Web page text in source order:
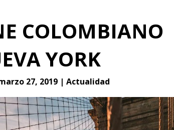
COLOMBIANO
YORK
27, 2019 | Actualidad